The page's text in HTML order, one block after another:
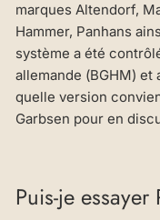
marques Altendorf,
Hammer, Panhans
système a été
allemande (BGHM) et
quelle version
Garbsen pour en
Puis-je